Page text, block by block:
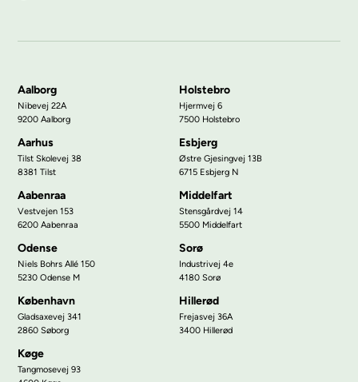
Aalborg
Nibevej 22A
9200 Aalborg
Holstebro
Hjermvej 6
7500 Holstebro
Aarhus
Tilst Skolevej 38
8381 Tilst
Esbjerg
Østre Gjesingvej 13B
6715 Esbjerg N
Aabenraa
Vestvejen 153
6200 Aabenraa
Middelfart
Stensgårdvej 14
5500 Middelfart
Odense
Niels Bohrs Allé 150
5230 Odense M
Sorø
Industrivej 4e
4180 Sorø
København
Gladsaxevej 341
2860 Søborg
Hillerød
Frejasvej 36A
3400 Hillerød
Køge
Tangmosevej 93